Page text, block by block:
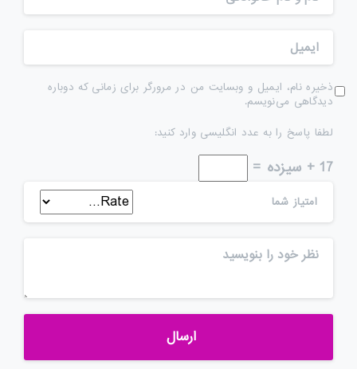
ذخیره نام، ایمیل و وبسایت من در مرورگر برای زمانی که دوباره
دیدگاهی می‌نویسم.
لطفا پاسخ را به عدد انگلیسی وارد کنید:
17 + سیزده =
امتیاز شما